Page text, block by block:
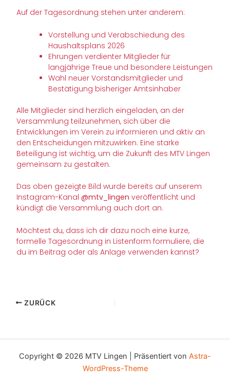
Auf der Tagesordnung stehen unter anderem:
Vorstellung und Verabschiedung des
Haushaltsplans 2026
Ehrungen verdienter Mitglieder für
langjährige Treue und besondere Leistungen
Wahl neuer Vorstandsmitglieder und
Bestätigung bisheriger Amtsinhaber
Alle Mitglieder sind herzlich eingeladen, an der
Versammlung teilzunehmen, sich über die
Entwicklungen im Verein zu informieren und aktiv an
den Entscheidungen mitzuwirken. Eine starke
Beteiligung ist wichtig, um die Zukunft des MTV Lingen
gemeinsam zu gestalten.
Das oben gezeigte Bild wurde bereits auf unserem
Instagram-Kanal@mtv_lingen veröffentlicht und
kündigt die Versammlung auch dort an.
Möchtest du, dass ich dir dazu noch eine kurze,
formelle Tagesordnung in Listenform formuliere, die
du im Beitrag oder als Anlage verwenden kannst?
ZURÜCK
Copyright © 2026 MTV Lingen | Präsentiert von Astra-
WordPress-Theme